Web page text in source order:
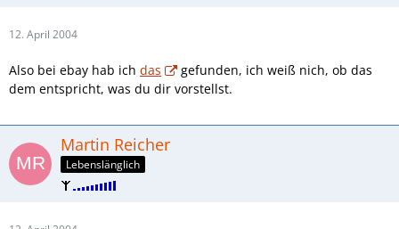
12. April 2004
Also bei ebay hab ich das
gefunden, ich weiß nich, ob das
dem entspricht, was du dir vorstellst.
Martin Reicher
Lebenslänglich